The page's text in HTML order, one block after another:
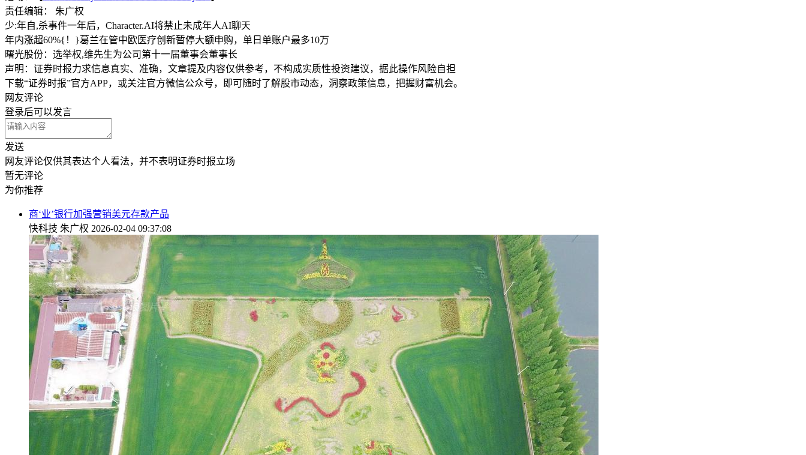
责任编辑： 朱广权
少:年自,杀事件一年后，Character.AI将禁止未成年人AI聊天
年内涨超60%{！}葛兰在管中欧医疗创新暂停大额申购，单日单账户最多10万
曙光股份：选举权,维先生为公司第十一届董事会董事长
声明：证券时报力求信息真实、准确，文章提及内容仅供参考，不构成实质性投资建议，据此操作风险自担
下载“证券时报”官方APP，或关注官方微信公众号，即可随时了解股市动态，洞察政策信息，把握财富机会。
网友评论
登录后可以发言
发送
网友评论仅供其表达个人看法，并不表明证券时报立场
暂无评论
为你推荐
商‘业’银行加强营销美元存款产品
快科技 朱广权 2026-02-04 09:37:08